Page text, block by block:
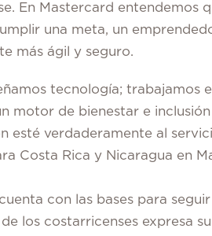
En Mastercard entendemos
una meta, un
más ágil y seguro.
tecnología; trabajamos
motor de bienestar e
esté verdaderamente al
Costa Rica y Nicaragua en
con las bases para
de los costarricenses expresa